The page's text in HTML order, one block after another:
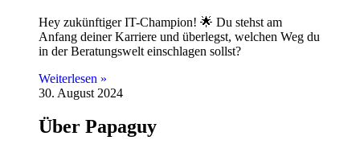
Hey zukünftiger IT-Champion! 🌟 Du stehst am
Anfang deiner Karriere und überlegst, welchen Weg du
in der Beratungswelt einschlagen sollst?
Weiterlesen »
30. August 2024
Über Papaguy